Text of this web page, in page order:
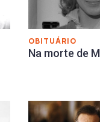
OBITUÁRIO
Na morte de